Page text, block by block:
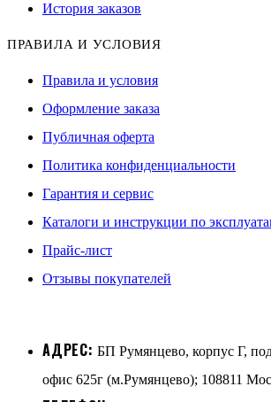
История заказов
ПРАВИЛА И УСЛОВИЯ
Правила и условия
Оформление заказа
Публичная оферта
Политика конфиденциальности
Гарантия и сервис
Каталоги и инструкции по
Прайс-лист
Отзывы покупателей
АДРЕС: БП Румянцево, корпус Г,
офис 625г (м.Румянцево); 108811